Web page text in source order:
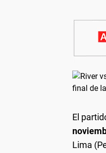
El
Lima